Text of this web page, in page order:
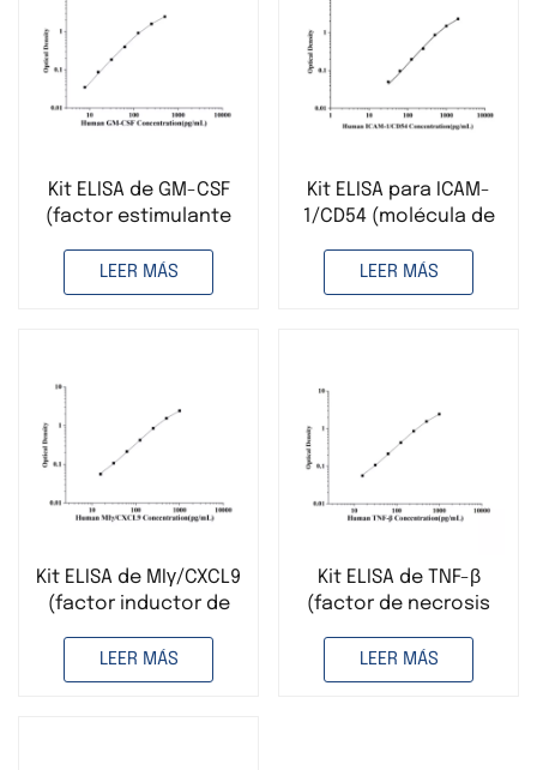
Kit ELISA de GM-CSF
(factor estimulante
granulocitos y
macrófagos) humano
LEER MÁS
Kit ELISA para ICAM-
1/CD54 (molécula de
1) humana
LEER MÁS
Kit ELISA de MIγ/CXCL9
(factor inductor de
monocítico) humano
LEER MÁS
Kit ELISA de TNF-β
(factor de necrosis
humano
LEER MÁS